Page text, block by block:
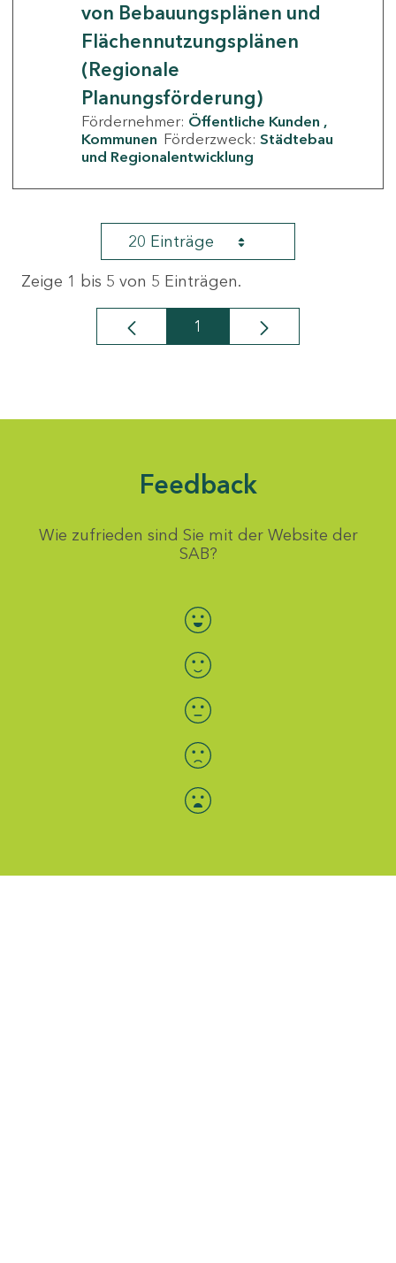
von Bebauungsplänen und
Flächennutzungsplänen
(Regionale
Planungsförderung)
Fördernehmer: Öffentliche Kunden
Kommunen Förderzweck: Städtebau
und Regionalentwicklung
20 Einträge
Zeige 1 bis 5 von 5 Einträgen.
Seite
1
Feedback
Wie zufrieden sind Sie mit der Website der
SAB?
Bewertung auswählen